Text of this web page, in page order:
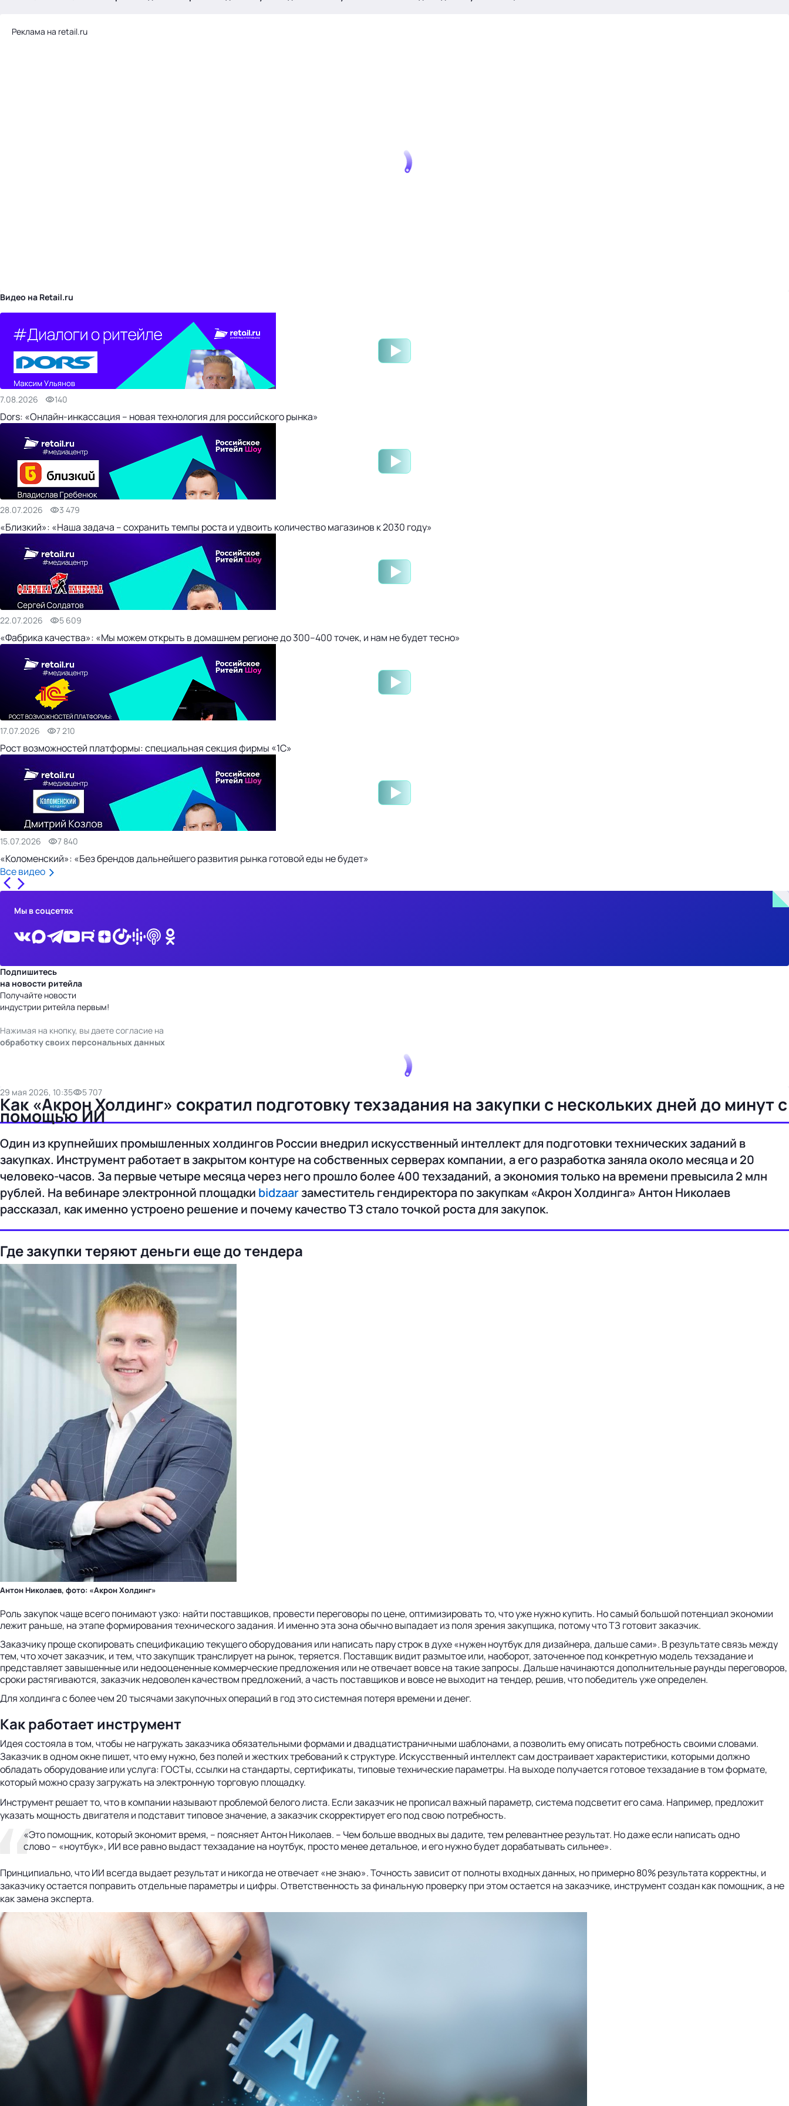
Реклама на retail.ru
Видео на Retail.ru
7.08.2026 140
Dors: «Онлайн-инкассация – новая технология для российского рынка»
28.07.2026 3 479
«Близкий»: «Наша задача – сохранить темпы роста и удвоить количество магазинов к 2030 году»
22.07.2026 5 609
«Фабрика качества»: «Мы можем открыть в домашнем регионе до 300–400 точек, и нам не будет тесно»
17.07.2026 7 210
Рост возможностей платформы: специальная секция фирмы «1С»
15.07.2026 7 840
«Коломенский»: «Без брендов дальнейшего развития рынка готовой еды не будет»
Все видео
Мы в соцсетях
Подпишитесь
на новости ритейла
Получайте новости
индустрии ритейла первым!
Нажимая на кнопку, вы даете согласие на
обработку своих персональных данных
29 мая 2026, 10:35 5 707
Как «Акрон Холдинг» сократил подготовку техзадания на закупки с нескольких дней до минут с
помощью ИИ
Один из крупнейших промышленных холдингов России внедрил искусственный интеллект для подготовки технических заданий в
закупках. Инструмент работает в закрытом контуре на собственных серверах компании, а его разработка заняла около месяца и 20
человеко-часов. За первые четыре месяца через него прошло более 400 техзаданий, а экономия только на времени превысила 2 млн
рублей. На вебинаре электронной площадки bidzaarзаместитель гендиректора по закупкам «Акрон Холдинга» Антон Николаев
рассказал, как именно устроено решение и почему качество ТЗ стало точкой роста для закупок.
Где закупки теряют деньги еще до тендера
Антон Николаев, фото: «Акрон Холдинг»
Роль закупок чаще всего понимают узко: найти поставщиков, провести переговоры по цене, оптимизировать то, что уже нужно купить. Но самый большой потенциал экономии
лежит раньше, на этапе формирования технического задания. И именно эта зона обычно выпадает из поля зрения закупщика, потому что ТЗ готовит заказчик.
Заказчику проще скопировать спецификацию текущего оборудования или написать пару строк в духе «нужен ноутбук для дизайнера, дальше сами». В результате связь между
тем, что хочет заказчик, и тем, что закупщик транслирует на рынок, теряется. Поставщик видит размытое или, наоборот, заточенное под конкретную модель техзадание и
представляет завышенные или недооцененные коммерческие предложения или не отвечает вовсе на такие запросы. Дальше начинаются дополнительные раунды переговоров,
сроки растягиваются, заказчик недоволен качеством предложений, а часть поставщиков и вовсе не выходит на тендер, решив, что победитель уже определен.
Для холдинга с более чем 20 тысячами закупочных операций в год это системная потеря времени и денег.
Как работает инструмент
Идея состояла в том, чтобы не нагружать заказчика обязательными формами и двадцатистраничными шаблонами, а позволить ему описать потребность своими словами.
Заказчик в одном окне пишет, что ему нужно, без полей и жестких требований к структуре. Искусственный интеллект сам достраивает характеристики, которыми должно
обладать оборудование или услуга: ГОСТы, ссылки на стандарты, сертификаты, типовые технические параметры. На выходе получается готовое техзадание в том формате,
который можно сразу загружать на электронную торговую площадку.
Инструмент решает то, что в компании называют проблемой белого листа. Если заказчик не прописал важный параметр, система подсветит его сама. Например, предложит
указать мощность двигателя и подставит типовое значение, а заказчик скорректирует его под свою потребность.
«Это помощник, который экономит время, – поясняет Антон Николаев. – Чем больше вводных вы дадите, тем релевантнее результат. Но даже если написать одно
слово – «ноутбук», ИИ все равно выдаст техзадание на ноутбук, просто менее детальное, и его нужно будет дорабатывать сильнее».
Принципиально, что ИИ всегда выдает результат и никогда не отвечает «не знаю». Точность зависит от полноты входных данных, но примерно 80% результата корректны, и
заказчику остается поправить отдельные параметры и цифры. Ответственность за финальную проверку при этом остается на заказчике, инструмент создан как помощник, а не
как замена эксперта.